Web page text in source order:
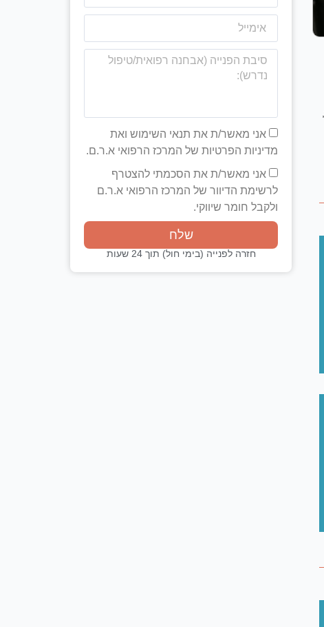
אני מאשר/ת את תנאי השימוש ואת
מדיניות הפרטיות של המרכז הרפואי א.ר.ם.
אני מאשר/ת את הסכמתי להצטרף
לרשימת הדיוור של המרכז הרפואי א.ר.ם
ולקבל חומר שיווקי.
שלח
חזרה לפנייה (בימי חול) תוך 24 שעות